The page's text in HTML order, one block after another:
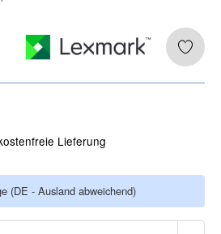
Lieferung
(DE - Ausland abweichend)